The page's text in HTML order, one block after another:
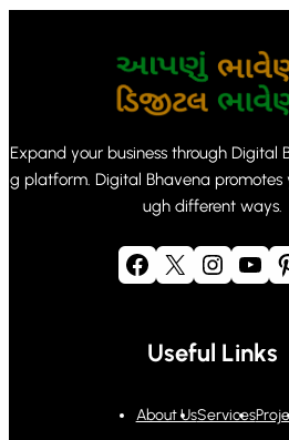
Expand your business through Digital
g platform. Digital Bhavena promotes
ugh different ways.
Facebook X Instagram YouTube Pinterest
Useful Links
About UsServices